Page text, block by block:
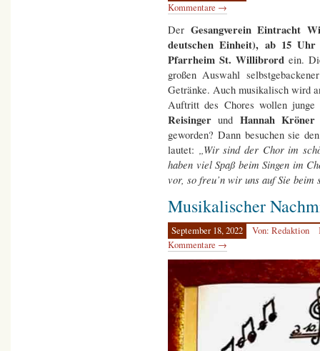
Kommentare →
Der Gesangverein Eintracht
deutschen Einheit), ab 15 Uhr
Pfarrheim St. Willibrord ein.
großen Auswahl
Getränke. Auch musikalisch wird
Auftritt des Chores wollen
Reisingerund Hannah
geworden? Dann besuchen sie
lautet:
„Wir sind der Chor im
haben viel Spaß beim Singen im
vor, so freu’n wir uns auf Sie beim
Musikalischer
September 18, 2022 Von: Redaktion
Kommentare →